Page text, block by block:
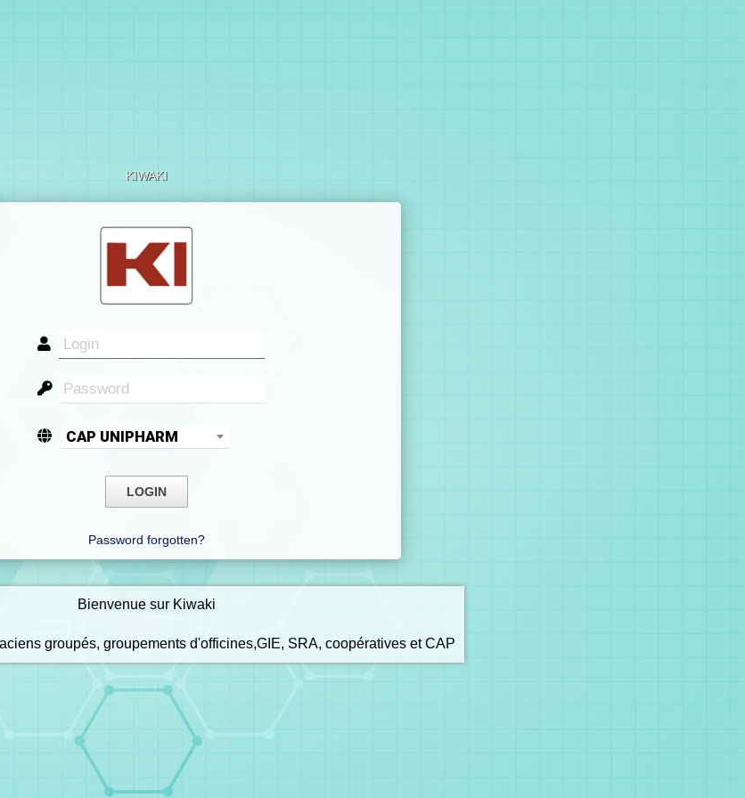
KIWAKI
CAP UNIPHARM
Password forgotten?
Bienvenue sur Kiwaki
groupés, groupements d'officines,GIE, SRA, coopératives et CAP